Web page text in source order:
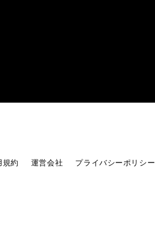
規約 運営会社 プライバシーポリシー